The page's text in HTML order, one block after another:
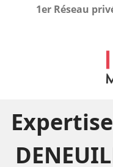
1er Réseau